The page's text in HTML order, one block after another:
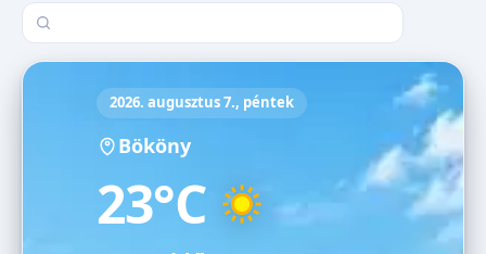
Település keresése
2026. augusztus 7., péntek
Bököny
23°C